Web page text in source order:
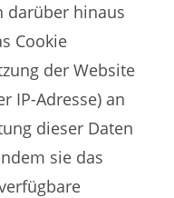
darüber hinaus
Cookie
der Website
IP-Adresse) an
dieser Daten
sie das